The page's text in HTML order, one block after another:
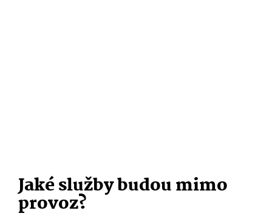
Jaké služby budou mimo
provoz?